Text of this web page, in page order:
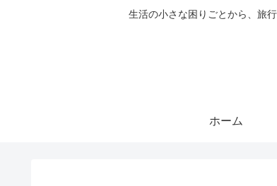
生活の小さな困りごとから、旅
ホーム